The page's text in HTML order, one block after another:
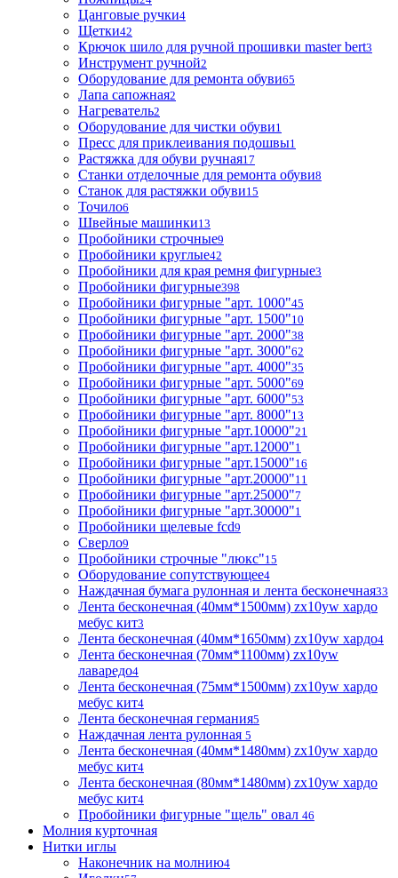
Цанговые ручки4
Щетки42
Крючок шило для ручной прошивки master bert3
Инструмент ручной2
Оборудование для ремонта обуви65
Лапа сапожная2
Нагреватель2
Оборудование для чистки обуви1
Пресс для приклеивания подошвы1
Растяжка для обуви ручная17
Станки отделочные для ремонта обуви8
Станок для растяжки обуви15
Точило6
Швейные машинки13
Пробойники строчные9
Пробойники круглые42
Пробойники для края ремня фигурные3
Пробойники фигурные398
Пробойники фигурные "арт. 1000"45
Пробойники фигурные "арт. 1500"10
Пробойники фигурные "арт. 2000"38
Пробойники фигурные "арт. 3000"62
Пробойники фигурные "арт. 4000"35
Пробойники фигурные "арт. 5000"69
Пробойники фигурные "арт. 6000"53
Пробойники фигурные "арт. 8000"13
Пробойники фигурные "арт.10000"21
Пробойники фигурные "арт.12000"1
Пробойники фигурные "арт.15000"16
Пробойники фигурные "арт.20000"11
Пробойники фигурные "арт.25000"7
Пробойники фигурные "арт.30000"1
Пробойники щелевые fcd9
Сверло9
Пробойники строчные "люкс"15
Оборудование сопутствующее4
Наждачная бумага рулонная и лента бесконечная33
Лента бесконечная (40мм*1500мм) zx10yw хардо
мебус кит3
Лента бесконечная (40мм*1650мм) zx10yw хардо4
Лента бесконечная (70мм*1100мм) zx10yw
лаваредо4
Лента бесконечная (75мм*1500мм) zx10yw хардо
мебус кит4
Лента бесконечная германия5
Наждачная лента рулонная 5
Лента бесконечная (40мм*1480мм) zx10yw хардо
мебус кит4
Лента бесконечная (80мм*1480мм) zx10yw хардо
мебус кит4
Пробойники фигурные "щель" овал 46
Молния курточная
Нитки иглы
Наконечник на молнию4